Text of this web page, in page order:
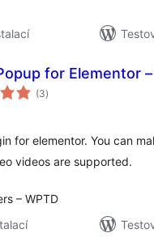
for Elementor –
(3celkové
hodnocení
)
for elementor. You can
videos are supported.
– WPTD